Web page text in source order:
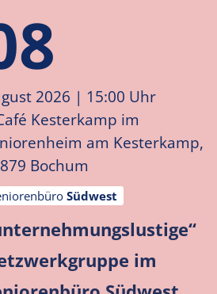
2026 | 15:00 Uhr
Kesterkamp im
am Kesterkamp,
Bochum
Südwest
im